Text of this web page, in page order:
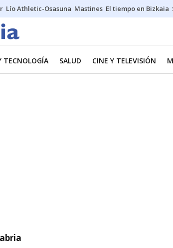
Lío Athletic-Osasuna Mastines El tiempo en Bizkaia
TECNOLOGÍA SALUD CINE Y TELEVISIÓN